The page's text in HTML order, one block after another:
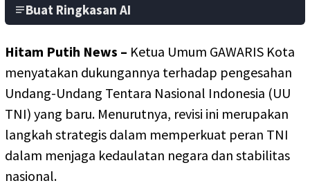
Buat Ringkasan AI
Hitam Putih News – Ketua Umum GAWARIS Kota
menyatakan dukungannya terhadap pengesahan
Undang-Undang Tentara Nasional Indonesia (UU
TNI) yang baru. Menurutnya, revisi ini merupakan
langkah strategis dalam memperkuat peran TNI
dalam menjaga kedaulatan negara dan stabilitas
nasional.